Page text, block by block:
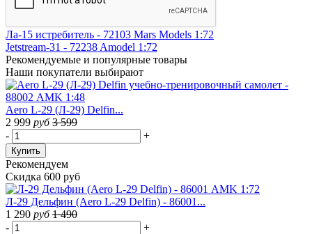
Ла-15 истребитель - 72103 Mars Models 1:72
Jetstream-31 - 72238 Amodel 1:72
Рекомендуемые и популярные товары
Наши покупатели выбирают
Aero L-29 (Л-29) Delfin...
2 999 руб 3 599
-
+
Купить
Рекомендуем
Скидка 600 руб
Л-29 Дельфин (Aero L-29 Delfin) - 86001...
1 290 руб 1 490
-
+